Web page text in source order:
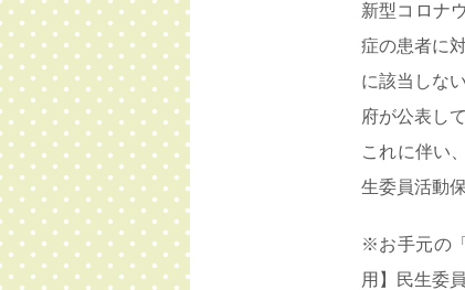
新型コロナ
症の患者に
に該当しな
府が公表し
これに伴い
生委員活動
※お手元の
用】民生委